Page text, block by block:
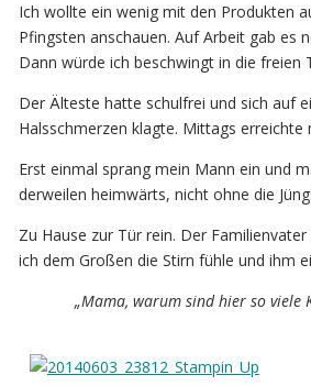
Ich wollte ein wenig mit den Produkten
Pfingsten anschauen. Auf Arbeit gab es
Dann würde ich beschwingt in die freien
Der Älteste hatte schulfrei und sich auf
Halsschmerzen klagte. Mittags erreichte
Erst einmal sprang mein Mann ein und
derweilen heimwärts, nicht ohne die
Zu Hause zur Tür rein. Der
ich dem Großen die Stirn fühle und ihm
„Mama, warum sind hier so viele